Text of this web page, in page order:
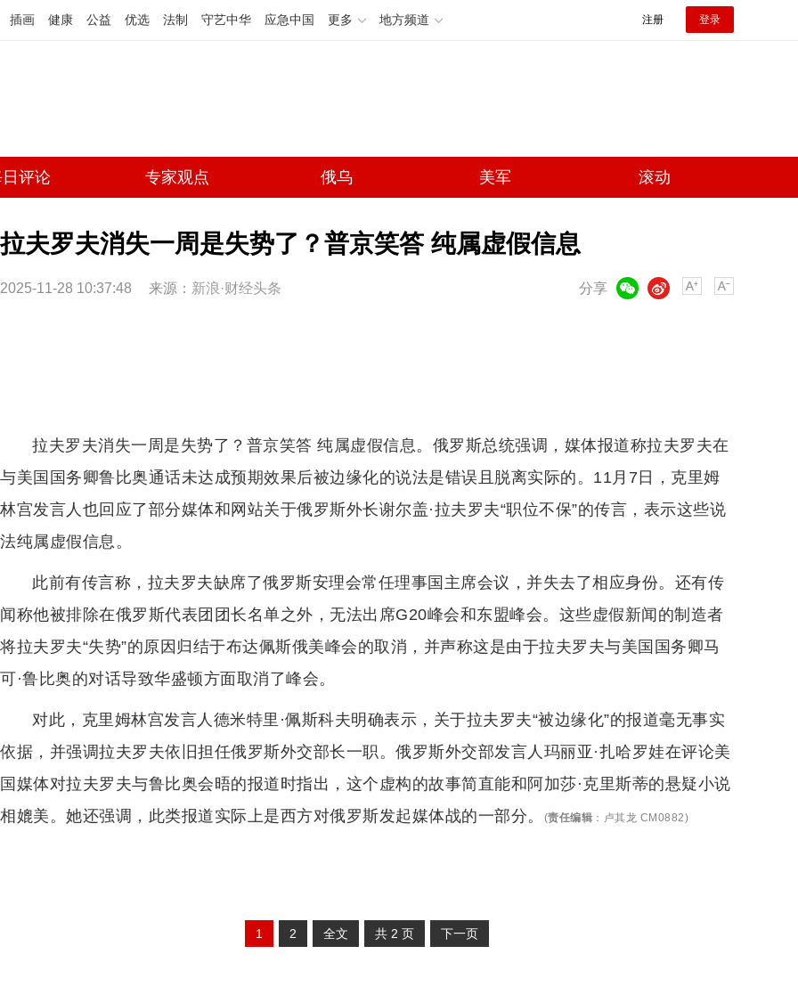
插画 健康 公益 优选 法制 守艺中华 应急中国 更多 地方频道 注册 登录
评论 专家观点 俄乌 美军 滚动
拉夫罗夫消失一周是失势了？普京笑答 纯属虚假信息
2025-11-28 10:37:48 来源： 新浪·财经头条 分享
微博
拉夫罗夫消失一周是失势了？普京笑答 纯属虚假信息。俄罗斯总统强调，媒体报道称拉夫罗夫在
与美国国务卿鲁比奥通话未达成预期效果后被边缘化的说法是错误且脱离实际的。11月7日，克里姆
林宫发言人也回应了部分媒体和网站关于俄罗斯外长谢尔盖·拉夫罗夫“职位不保”的传言，表示这些说
法纯属虚假信息。
此前有传言称，拉夫罗夫缺席了俄罗斯安理会常任理事国主席会议，并失去了相应身份。还有传
闻称他被排除在俄罗斯代表团团长名单之外，无法出席G20峰会和东盟峰会。这些虚假新闻的制造者
将拉夫罗夫“失势”的原因归结于布达佩斯俄美峰会的取消，并声称这是由于拉夫罗夫与美国国务卿马
可·鲁比奥的对话导致华盛顿方面取消了峰会。
对此，克里姆林宫发言人德米特里·佩斯科夫明确表示，关于拉夫罗夫“被边缘化”的报道毫无事实
依据，并强调拉夫罗夫依旧担任俄罗斯外交部长一职。俄罗斯外交部发言人玛丽亚·扎哈罗娃在评论美
国媒体对拉夫罗夫与鲁比奥会晤的报道时指出，这个虚构的故事简直能和阿加莎·克里斯蒂的悬疑小说
相媲美。她还强调，此类报道实际上是西方对俄罗斯发起媒体战的一部分。
(责任编辑 ： 卢其龙 CM0882)
1 2 全文 共 2 页 下一页